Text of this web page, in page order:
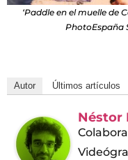
‘Paddle en el muelle de
PhotoEspaña
Autor Últimos artículos
Néstor